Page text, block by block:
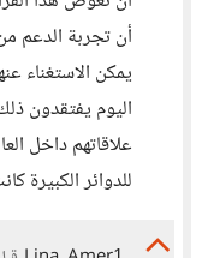
أن تجربة الدعم
يمكن الاستغناء
اليوم يفتقدون
علاقاتهم داخل
للدوائر الكبيرة